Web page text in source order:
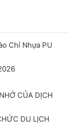
Chỉ Nhựa PU
CỦA DỊCH
DU LỊCH